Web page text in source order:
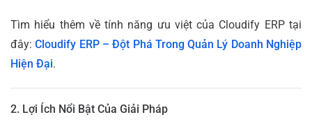
Tìm hiểu thêm về tính năng ưu việt của Cloudify ERP tại
đây:Cloudify ERP – Đột Phá Trong Quản Lý Doanh Nghiệp
Hiện Đại.
2. Lợi Ích Nổi Bật Của Giải Pháp